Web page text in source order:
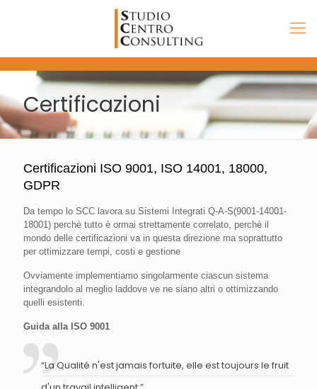
Certificazioni
Certificazioni ISO 9001, ISO 14001, 18000,
GDPR
Da tempo lo SCC lavora su Sistemi Integrati Q-A-S(9001-14001-
18001) perchè tutto è ormai strettamente correlato, perchè il
mondo delle certificazioni va in questa direzione ma soprattutto
per ottimizzare tempi, costi e gestione
Ovviamente implementiamo singolarmente ciascun sistema
integrandolo al meglio laddove ve ne siano altri o ottimizzando
quelli esistenti.
Guida alla ISO 9001
“La Qualité n'est jamais fortuite, elle est toujours le fruit